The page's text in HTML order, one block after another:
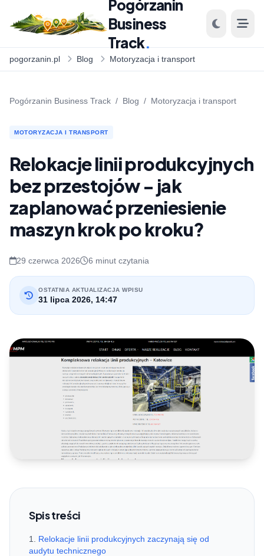
Pogórzanin
Business
Track.
pogorzanin.pl Blog Motoryzacja i transport
Pogórzanin Business Track / Blog / Motoryzacja i transport
MOTORYZACJA I TRANSPORT
Relokacje linii produkcyjnych
bez przestojów - jak
zaplanować przeniesienie
maszyn krok po kroku?
29 czerwca 2026 6 minut czytania
OSTATNIA AKTUALIZACJA WPISU
31 lipca 2026, 14:47
Spis treści
Relokacje linii produkcyjnych zaczynają się od
audytu technicznego